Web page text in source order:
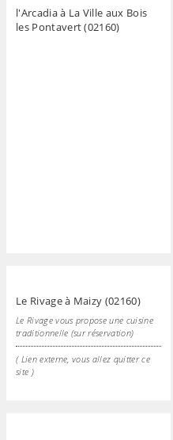
l'Arcadia à La Ville aux Bois
les Pontavert (02160)
Le Rivage à Maizy (02160)
Le Rivage vous propose une cuisine
traditionnelle (sur réservation)
( Lien externe, vous allez quitter ce
site )